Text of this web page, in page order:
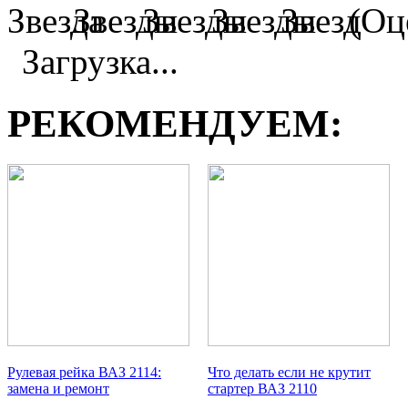
Загрузка...
РЕКОМЕНДУЕМ:
Рулевая рейка ВАЗ 2114:
замена и ремонт
Что делать если не крутит
стартер ВАЗ 2110